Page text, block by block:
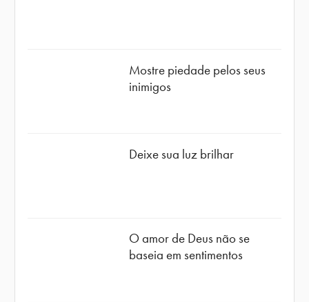
Mostre piedade pelos seus
inimigos
Deixe sua luz brilhar
O amor de Deus não se
baseia em sentimentos